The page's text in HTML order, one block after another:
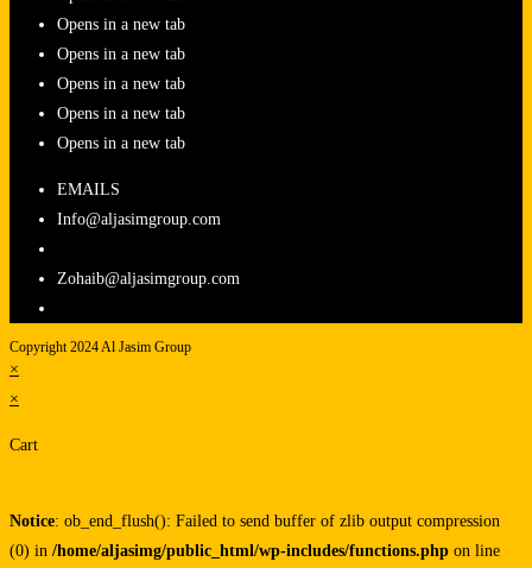
Opens in a new tab
Opens in a new tab
Opens in a new tab
Opens in a new tab
Opens in a new tab
EMAILS
Info@aljasimgroup.com
Zohaib@aljasimgroup.com
Copyright 2024 Al Jasim Group
×
×
Cart
Notice: ob_end_flush(): Failed to send buffer of zlib output compression
(0) in /home/aljasimg/public_html/wp-includes/functions.php on line